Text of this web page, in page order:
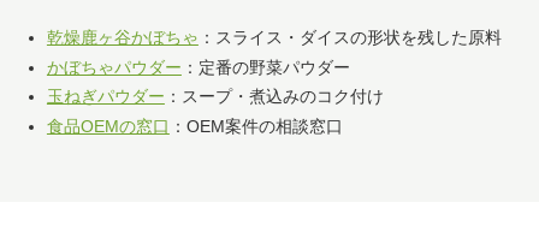
乾燥鹿ヶ谷かぼちゃ ：スライス・ダイスの形状を残した原料
かぼちゃパウダー ：定番の野菜パウダー
玉ねぎパウダー ：スープ・煮込みのコク付け
食品OEMの窓口 ：OEM案件の相談窓口